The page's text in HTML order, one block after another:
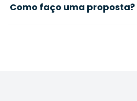
Como faço uma proposta?